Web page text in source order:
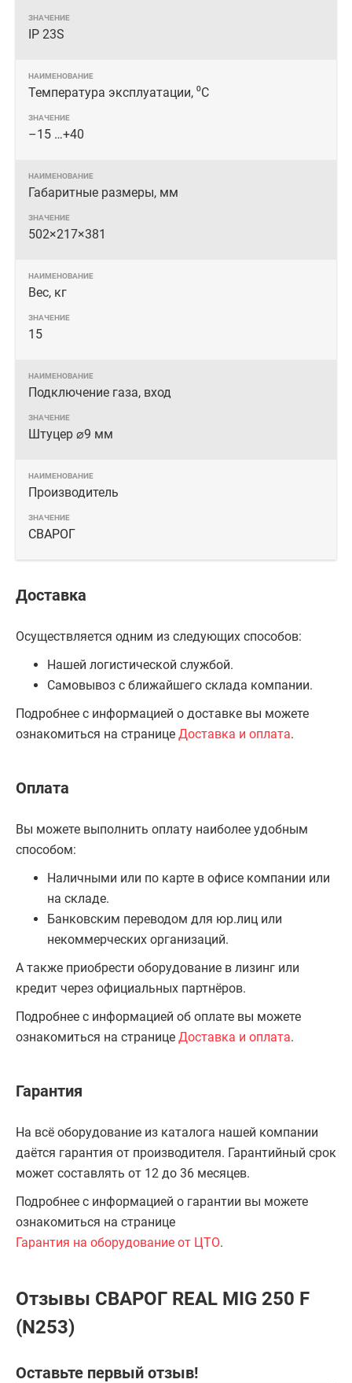
IP 23S
Температура эксплуатации, ⁰С
–15 …+40
Габаритные размеры, мм
502×217×381
Вес, кг
15
Подключение газа, вход
Штуцер ⌀9 мм
Производитель
СВАРОГ
Доставка
Осуществляется одним из следующих способов:
Нашей логистической службой.
Самовывоз с ближайшего склада компании.
Подробнее с информацией о доставке вы можете
ознакомиться на странице Доставка и оплата.
Оплата
Вы можете выполнить оплату наиболее удобным
способом:
Наличными или по карте в офисе компании или
на складе.
Банковским переводом для юр.лиц или
некоммерческих организаций.
А также приобрести оборудование в лизинг или
кредит через официальных партнёров.
Подробнее с информацией об оплате вы можете
ознакомиться на странице Доставка и оплата.
Гарантия
На всё оборудование из каталога нашей компании
даётся гарантия от производителя. Гарантийный срок
может составлять от 12 до 36 месяцев.
Подробнее с информацией о гарантии вы можете
ознакомиться на странице
Гарантия на оборудование от ЦТО.
Отзывы СВАРОГ REAL MIG 250 F
(N253)
Оставьте первый отзыв!